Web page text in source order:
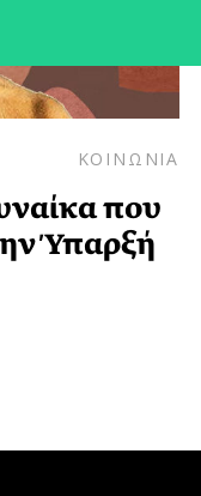
ΚΟΙΝΩΝΙΑ
που
Ύπαρξή